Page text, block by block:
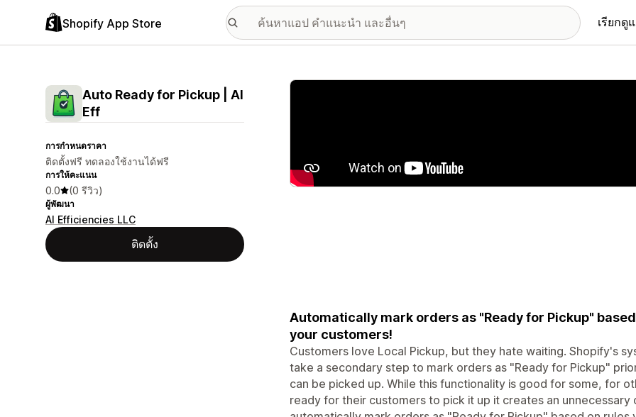
Shopify App Store เรียกดู
Auto Ready for Pickup | AI
Eff
การกำหนดราคา
ติดตั้งฟรี ทดลองใช้งานได้ฟรี
การให้คะแนน
0.0 (0 รีวิว)
ผู้พัฒนา
AI Efficiencies LLC
ติดตั้ง
แกลเลอรีรูปภาพที่แสดง
Automatically mark orders as "Ready for Pickup"
your customers!
Customers love Local Pickup, but they hate waiting. Shopify's
take a secondary step to mark orders as "Ready for Pickup"
can be picked up. While this functionality is good for some, for
ready for their customers to pick it up it creates an unnecessary